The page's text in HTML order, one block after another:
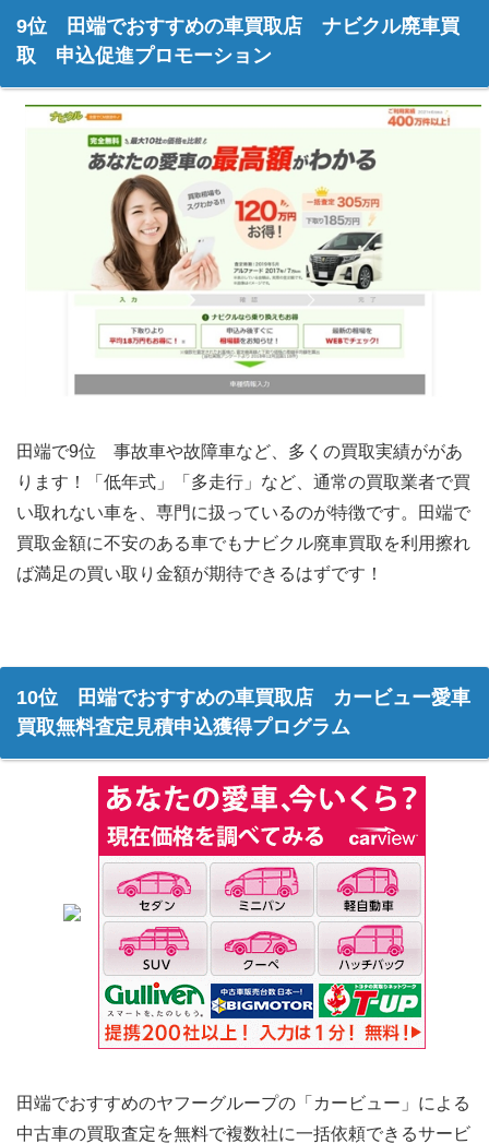
9位 田端でおすすめの車買取店 ナビクル廃車買
取 申込促進プロモーション
田端で9位 事故車や故障車など、多くの買取実績ががあ
ります！「低年式」「多走行」など、通常の買取業者で買
い取れない車を、専門に扱っているのが特徴です。田端で
買取金額に不安のある車でもナビクル廃車買取を利用擦れ
ば満足の買い取り金額が期待できるはずです！
10位 田端でおすすめの車買取店 カービュー愛車
買取無料査定見積申込獲得プログラム
田端でおすすめのヤフーグループの「カービュー」による
中古車の買取査定を無料で複数社に一括依頼できるサービ